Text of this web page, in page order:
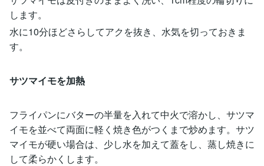
します。
水に10分ほどさらしてアクを抜き、水気を切っておきま
す。
サツマイモを加熱
フライパンにバターの半量を入れて中火で溶かし、サツマ
イモを並べて両面に軽く焼き色がつくまで炒めます。サツ
マイモが硬い場合は、少し水を加えて蓋をし、蒸し焼きに
して柔らかくします。